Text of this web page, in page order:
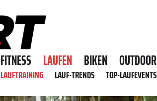
FITNESS LAUFEN BIKEN OUTDOOR
LAUFTRAINING LAUF-TRENDS TOP-LAUFEVENTS